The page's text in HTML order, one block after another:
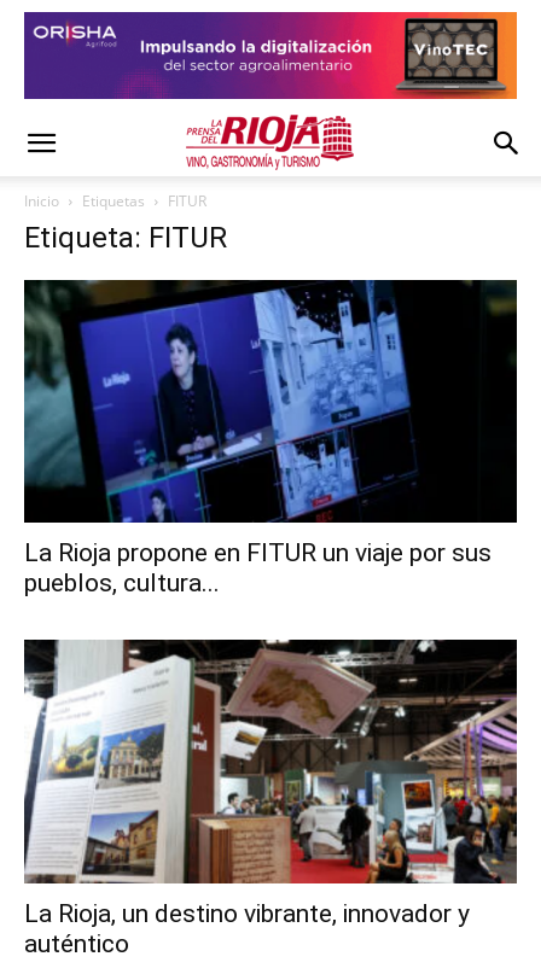
Inicio Etiquetas FITUR
Etiqueta: FITUR
La Rioja propone en FITUR un viaje por sus
pueblos, cultura...
La Rioja, un destino vibrante, innovador y
auténtico